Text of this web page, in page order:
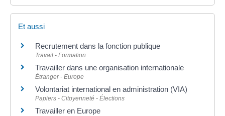
Et aussi
Recrutement dans la fonction publique
Travail - Formation
Travailler dans une organisation internationale
Étranger - Europe
Volontariat international en administration (VIA)
Papiers - Citoyenneté - Élections
Travailler en Europe